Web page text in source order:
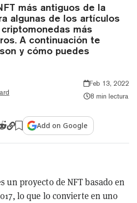
más antiguos de la
algunas de los artículos
más
A continuación te
y cómo puedes
Feb 13, 2022
8 min lectura
Add on Google
un proyecto de NFT basado en
lo que lo convierte en uno